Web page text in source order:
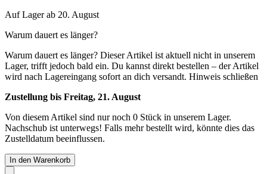
Auf Lager ab 20. August
Warum dauert es länger?
Warum dauert es länger? Dieser Artikel ist aktuell nicht in unserem
Lager, trifft jedoch bald ein. Du kannst direkt bestellen – der Artikel
wird nach Lagereingang sofort an dich versandt. Hinweis schließen
Zustellung bis Freitag, 21. August
Von diesem Artikel sind nur noch 0 Stück in unserem Lager.
Nachschub ist unterwegs! Falls mehr bestellt wird, könnte dies das
Zustelldatum beeinflussen.
In den Warenkorb